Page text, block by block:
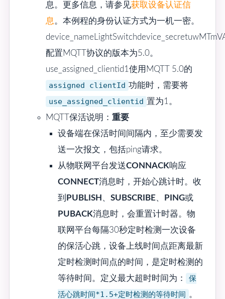
息。更多信息，请参见获取设备认证信
息 。本例程的身份认证方式为一机一密。
配置MQTT协议的版本为5.0。
use_assigned_clientid1使用MQTT 5.0的
assigned clientId 功能时，需要将
use_assigned_clientid 置为1。
MQTT保活说明： 重要
设备端在保活时间间隔内，至少需要发
送一次报文，包括ping请求。
从物联网平台发送CONNACK响应
CONNECT消息时，开始心跳计时。收
到 PUBLISH 、 SUBSCRIBE、 PING或
PUBACK消息时，会重置计时器。物
联网平台每隔30秒定时检测一次设备
的保活心跳，设备上线时间点距离最新
定时检测时间点的时间，是定时检测的
等待时间。定义最大超时时间为：
保
活心跳时间*1.5+定时检测的等待时间 。